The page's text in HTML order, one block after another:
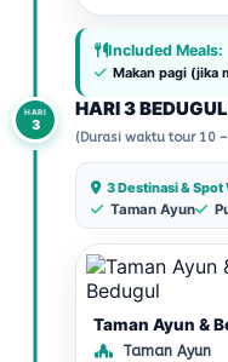
Included Meals:
Makan pagi (jika
HARI
3
HARI 3
(Durasi waktu tour 10
3 Destinasi & Spot
Taman Ayun
Taman Ayun &
Taman Ayun